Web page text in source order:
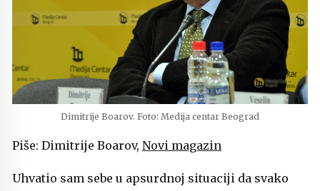
Dimitrije Boarov. Foto: Medija centar Beograd
Piše: Dimitrije Boarov, Novi magazin
Uhvatio sam sebe u apsurdnoj situaciji da svako